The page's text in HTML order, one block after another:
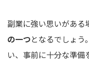
副業に強い思いがある
の一つとなるでしょ
い、事前に十分な準備